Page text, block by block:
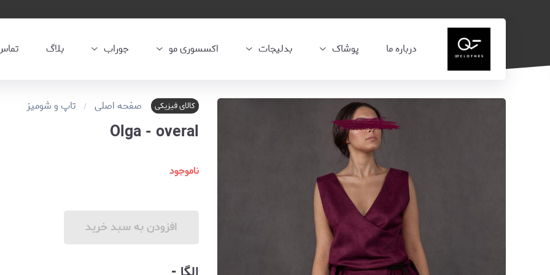
درباره ما پوشاک بدلیجات اکسسوری مو جوراب بلاگ
کالای فیزیکی صفحه اصلی تاپ و شومیز
Olga - overal
ناموجود
افزودن به سبد خرید